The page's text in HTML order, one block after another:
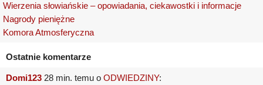
Wierzenia słowiańskie – opowiadania, ciekawostki i informacje
Nagrody pieniężne
Komora Atmosferyczna
Ostatnie komentarze
Domi123 28 min. temu o ODWIEDZINY: